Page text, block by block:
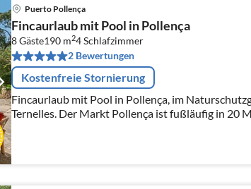
Puerto Pollença
Fincaurlaub mit Pool in Pollença
8 Gäste190 m24Schlafzimmer
2 Bewertungen
Kostenfreie Stornierung
Fincaurlaub mit Pool in Pollença, im
Ternelles. Der Markt Pollença ist fußläufig in 20 Minuten
erreichbar. Die nächsten Strände sind ca 10
entfernt.